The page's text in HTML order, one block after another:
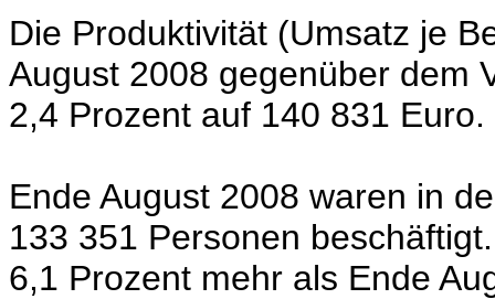
Die Produktivität (Umsatz je
August 2008 gegenüber dem
2,4 Prozent auf 140 831 Euro.
Ende August 2008 waren in
133 351 Personen
6,1 Prozent mehr als Ende